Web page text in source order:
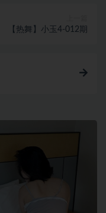
【热舞】小玉4-012期